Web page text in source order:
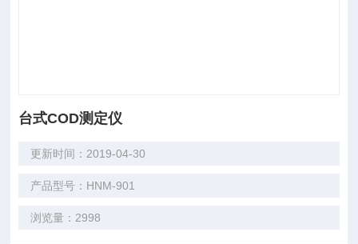
台式COD测定仪
更新时间：2019-04-30
产品型号：HNM-901
浏览量：2998